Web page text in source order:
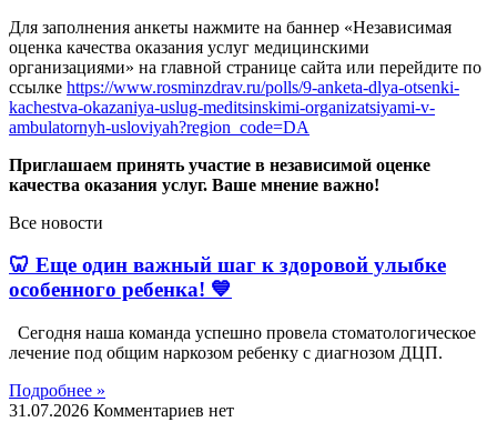
Для заполнения анкеты нажмите на баннер «Независимая
оценка качества оказания услуг медицинскими
организациями» на главной странице сайта или перейдите по
ссылке https://www.rosminzdrav.ru/polls/9-anketa-dlya-otsenki-
kachestva-okazaniya-uslug-meditsinskimi-organizatsiyami-v-
ambulatornyh-usloviyah?region_code=DA
Приглашаем принять участие в независимой оценке
качества оказания услуг. Ваше мнение важно!
Все новости
🦷 Еще один важный шаг к здоровой улыбке
особенного ребенка! 💙
Сегодня наша команда успешно провела стоматологическое
лечение под общим наркозом ребенку с диагнозом ДЦП.
Подробнее »
31.07.2026 Комментариев нет